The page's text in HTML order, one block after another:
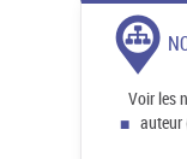
Voir les
auteur